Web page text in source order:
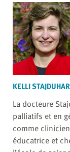
KELLI
La docteure
palliatifs et en
comme
éducatrice et